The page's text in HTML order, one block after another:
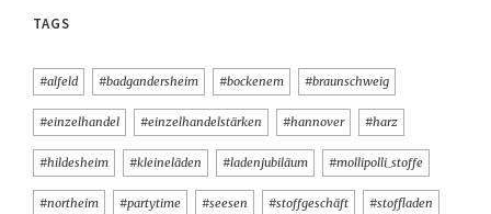
TAGS
#alfeld #badgandersheim #bockenem #braunschweig
#einzelhandel #einzelhandelstärken #hannover #harz
#hildesheim #kleineläden #ladenjubiläum #mollipolli_stoffe
#northeim #partytime #seesen #stoffgeschäft #stoffladen